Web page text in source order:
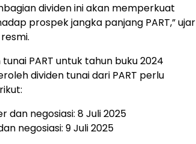
dividen ini akan memperkuat
prospek jangka panjang PART,” ujar
PART untuk tahun buku 2024
dividen tunai dari PART perlu
dan negosiasi: 8 Juli 2025
negosiasi: 9 Juli 2025